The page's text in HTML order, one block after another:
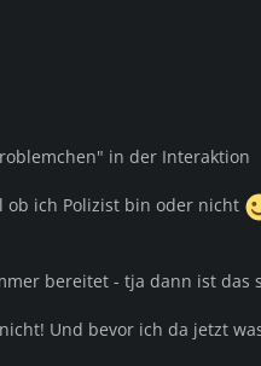
in der Interaktion
ob ich Polizist bin oder nicht
bereitet - tja dann ist das
Und bevor ich da jetzt